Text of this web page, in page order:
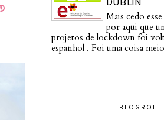
Mais cedo
por aqui que
projetos de lockdown foi
espanhol . Foi uma coisa
BLOGROLL